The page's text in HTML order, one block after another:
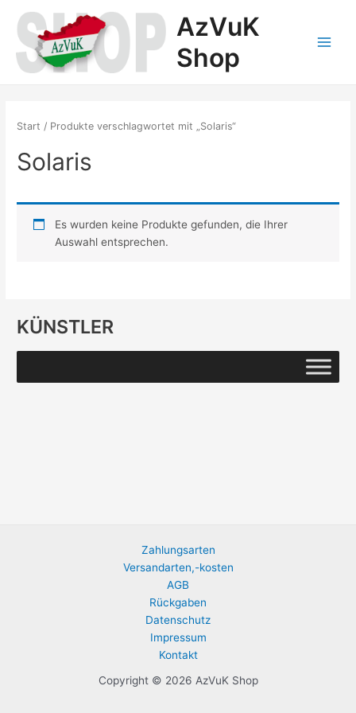
Inhalt
springen
AzVuK
Shop
Start / Produkte verschlagwortet mit „Solaris“
Solaris
Es wurden keine Produkte gefunden, die Ihrer
Auswahl entsprechen.
KÜNSTLER
Zahlungsarten
Versandarten,-kosten
AGB
Rückgaben
Datenschutz
Impressum
Kontakt
Copyright © 2026 AzVuK Shop